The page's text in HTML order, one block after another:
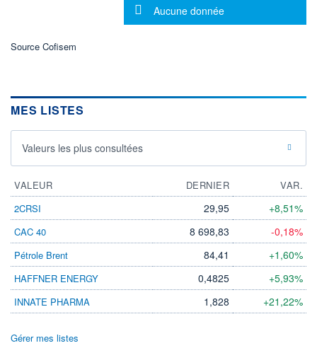
Boursobank
Message d'information
Aucune donnée
Source Cofisem
MES LISTES
Valeurs les plus consultées
VALEUR DERNIER
VAR.
2CRSI
29,95 +8,51%
CAC 40 8 698,83 -0,18%
Pétrole Brent 84,41 +1,60%
HAFFNER ENERGY 0,4825 +5,93%
INNATE PHARMA 1,828 +21,22%
Gérer mes listes